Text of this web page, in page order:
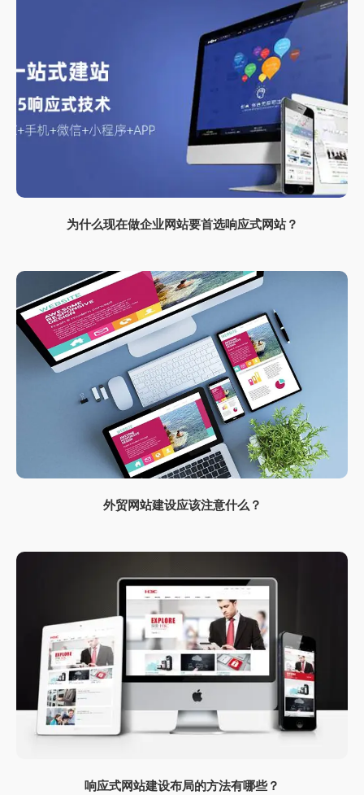
为什么现在做企业网站要首选响应式网站？
外贸网站建设应该注意什么？
响应式网站建设布局的方法有哪些？